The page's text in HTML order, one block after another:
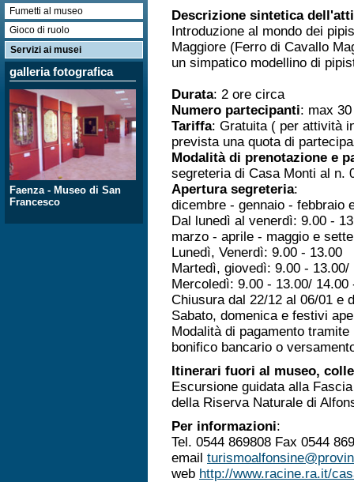
Descrizione sintetica
Introduzione al mondo dei
Maggiore (Ferro di Cavallo
un simpatico modellino di
Durata: 2 ore circa
Numero partecipanti: max
Tariffa: Gratuita ( per attività
prevista una quota di
Modalità di prenotazione e
segreteria di Casa Monti al n.
Apertura segreteria:
dicembre - gennaio - febbraio
Dal lunedì al venerdì: 9.00 -
marzo - aprile - maggio e
Lunedì, Venerdì: 9.00 - 13.00
Martedì, giovedì: 9.00 - 13.00/
Mercoledì: 9.00 - 13.00/ 14.00
Chiusura dal 22/12 al 06/01 e
Sabato, domenica e festivi
Modalità di pagamento
bonifico bancario o
Itinerari fuori al museo,
Escursione guidata alla
della Riserva Naturale di
Per informazioni:
Tel. 0544 869808 Fax 0544
email
web http://www.racine.ra.it/
Fumetti al museo
Gioco di ruolo
Servizi ai musei
galleria fotografica
Faenza - Museo di San
Francesco